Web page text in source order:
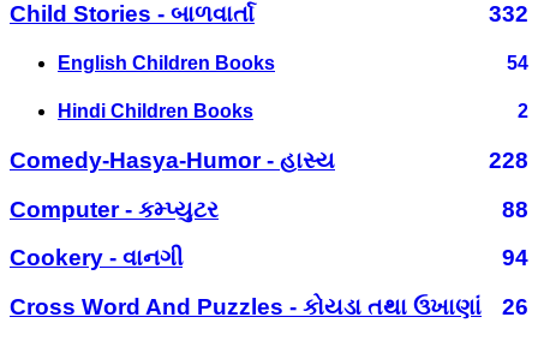
Child Stories - બાળવાર્તા
332
English Children Books 54
Hindi Children Books 2
Comedy-Hasya-Humor - હાસ્ય
228
Computer - કમ્પ્યુટર
88
Cookery - વાનગી
94
Cross Word And Puzzles - કોયડા તથા ઉખાણાં
26